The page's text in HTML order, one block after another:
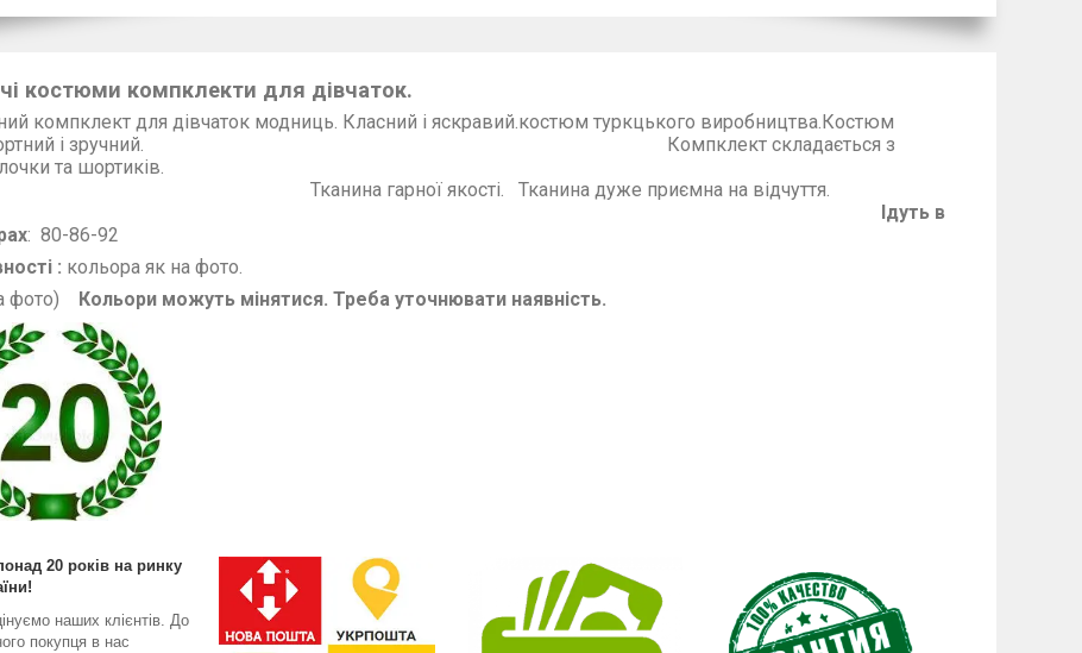
костюми компклекти для дівчаток.
компклект для дівчаток модниць. Класний і яскравий.костюм туркцького виробництва.Костюм
і зручний. Компклект складається з
та шортиків.
гарної якості. Тканина дуже приємна на відчуття.
Ідуть в
: 80-86-92
: кольора як на фото.
фото)
Кольори можуть мінятися. Треба уточнювати наявність.
20 років на ринку
наших клієнтів. До
покупця в нас